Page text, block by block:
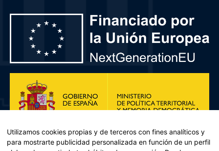
Utilizamos cookies propias y de terceros con fines analíticos y
para mostrarte publicidad personalizada en función de un perfil